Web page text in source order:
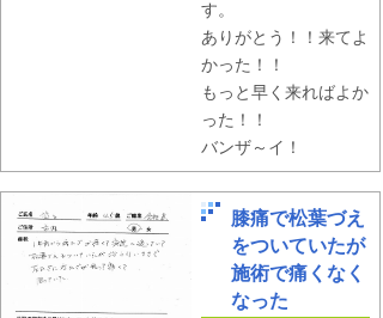
す。
ありがとう！！来てよ
かった！！
もっと早く来ればよか
った！！
バンザ～イ！
膝痛で松葉づえ
をついていたが
施術で痛くなく
なった